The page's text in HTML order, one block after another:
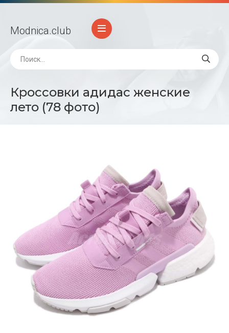
Modnica.club
Кроссовки адидас женские
лето (78 фото)